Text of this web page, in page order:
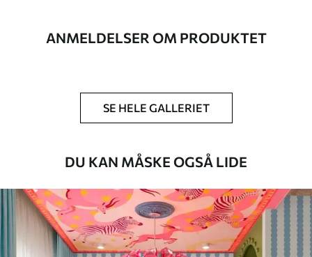
Efterbehandling Halvmat.
med en bredde på op til 50 cm.
muligheder
tapetklæber.
blød svamp. Tapeter med lakfinish kan
rengøres med vand.
Anvendelsesmetode Problemfri anvendelse
ANMELDELSER OM PRODUKTET
SE HELE GALLERIET
DU KAN MÅSKE OGSÅ LIDE